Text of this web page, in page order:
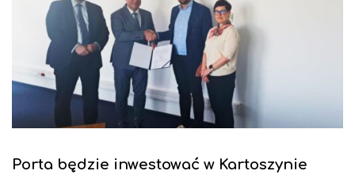
Porta będzie inwestować w Kartoszynie